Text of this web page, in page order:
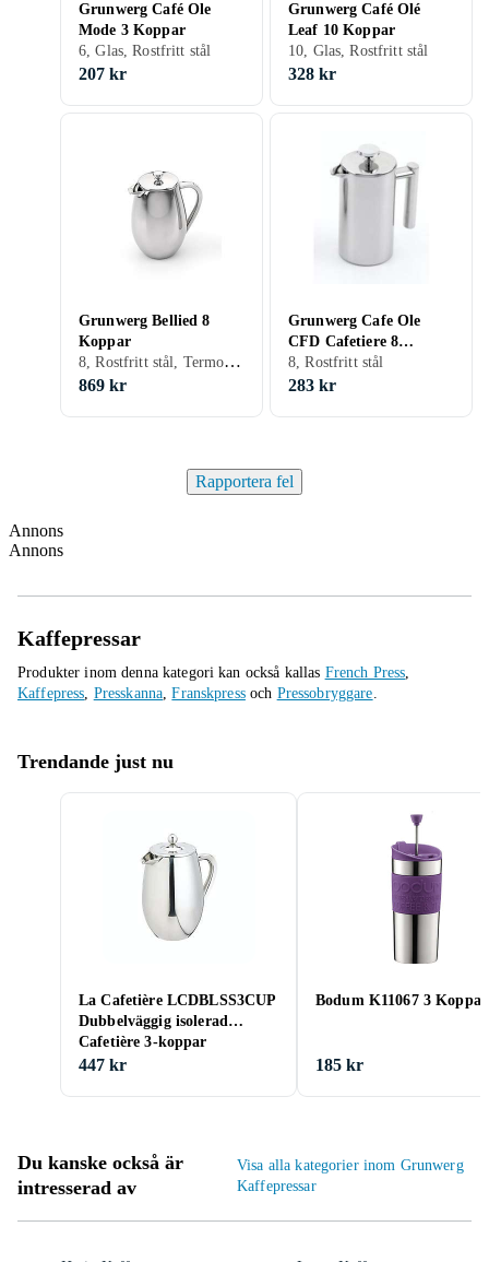
Grunwerg Café Ole
Mode 3 Koppar
6, Glas, Rostfritt stål
207 kr
Grunwerg Café Olé
Leaf 10 Koppar
10, Glas, Rostfritt stål
328 kr
Grunwerg Bellied 8
Koppar
8, Rostfritt stål, Termoskanna
869 kr
Grunwerg Cafe Ole
CFD Cafetiere 8
Koppar
8, Rostfritt stål
283 kr
Rapportera fel
Annons
Annons
Kaffepressar
Produkter inom denna kategori kan också kallas French Press,
Kaffepress, Presskanna,Franskpressoch Pressobryggare.
Trendande just nu
La Cafetière LCDBLSS3CUP
Dubbelväggig isolerad
Cafetière 3-koppar
447 kr
Bodum K11067 3 Koppar
185 kr
Du kanske också är
intresserad av
Visa alla kategorier inom Grunwerg
Kaffepressar